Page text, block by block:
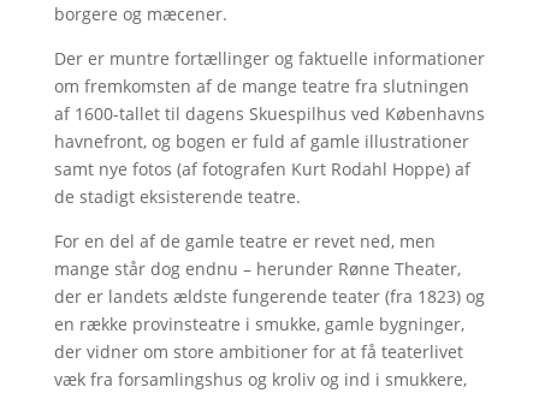
borgere og mæcener.
Der er muntre fortællinger og faktuelle informationer
om fremkomsten af de mange teatre fra slutningen
af 1600-tallet til dagens Skuespilhus ved Københavns
havnefront, og bogen er fuld af gamle illustrationer
samt nye fotos (af fotografen Kurt Rodahl Hoppe) af
de stadigt eksisterende teatre.
For en del af de gamle teatre er revet ned, men
mange står dog endnu – herunder Rønne Theater,
der er landets ældste fungerende teater (fra 1823) og
en række provinsteatre i smukke, gamle bygninger,
der vidner om store ambitioner for at få teaterlivet
væk fra forsamlingshus og kroliv og ind i smukkere,